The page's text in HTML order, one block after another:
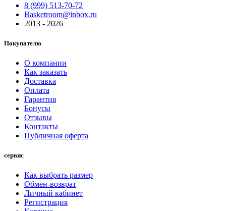
8 (999) 513-70-72
Basketroom@inbox.ru
2013 - 2026
Покупателю
О компании
Как заказать
Доставка
Оплата
Гарантия
Бонусы
Отзывы
Контакты
Публичная оферта
сервис
Как выбрать размер
Обмен-возврат
Личный кабинет
Регистрация